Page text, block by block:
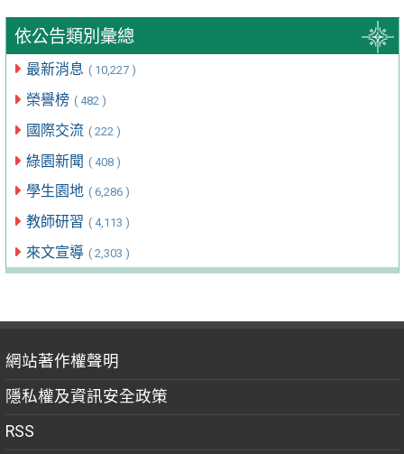
依公告類別彙總
最新消息 ( 10,227 )
榮譽榜 ( 482 )
國際交流 ( 222 )
綠園新聞 ( 408 )
學生園地 ( 6,286 )
教師研習 ( 4,113 )
來文宣導 ( 2,303 )
網站著作權聲明
隱私權及資訊安全政策
RSS